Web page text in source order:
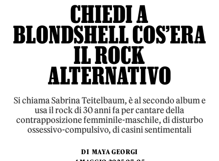
CHIEDI A
BLONDSHELL COS’ERA
IL ROCK
ALTERNATIVO
Si chiama Sabrina Teitelbaum, è al secondo album e
usa il rock di 30 anni fa per cantare della
contrapposizione femminile-maschile, di disturbo
ossessivo-compulsivo, di casini sentimentali
DI MAYA GEORGI